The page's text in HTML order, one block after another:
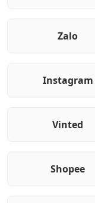
Zalo
Instagram
Vinted
Shopee